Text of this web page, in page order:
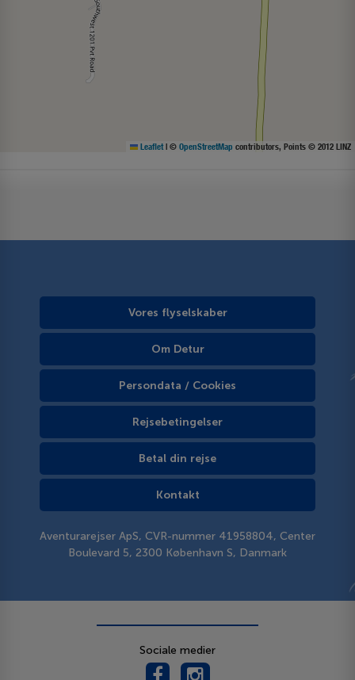
Leaflet | © OpenStreetMap contributors, Points © 2012 LINZ
Vores flyselskaber
Om Detur
Persondata / Cookies
Rejsebetingelser
Betal din rejse
Kontakt
Aventurarejser ApS, CVR-nummer 41958804, Center
Boulevard 5, 2300 København S, Danmark
Sociale medier